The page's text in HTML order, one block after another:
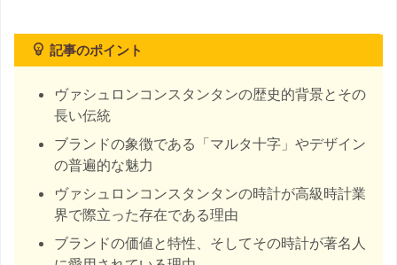
記事のポイント
ヴァシュロンコンスタンタンの歴史的背景とその
長い伝統
ブランドの象徴である「マルタ十字」やデザイン
の普遍的な魅力
ヴァシュロンコンスタンタンの時計が高級時計業
界で際立った存在である理由
ブランドの価値と特性、そしてその時計が著名人